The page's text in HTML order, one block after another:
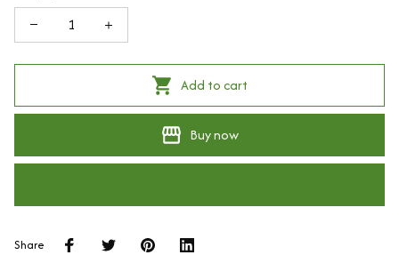
Add to cart
Buy now
Share